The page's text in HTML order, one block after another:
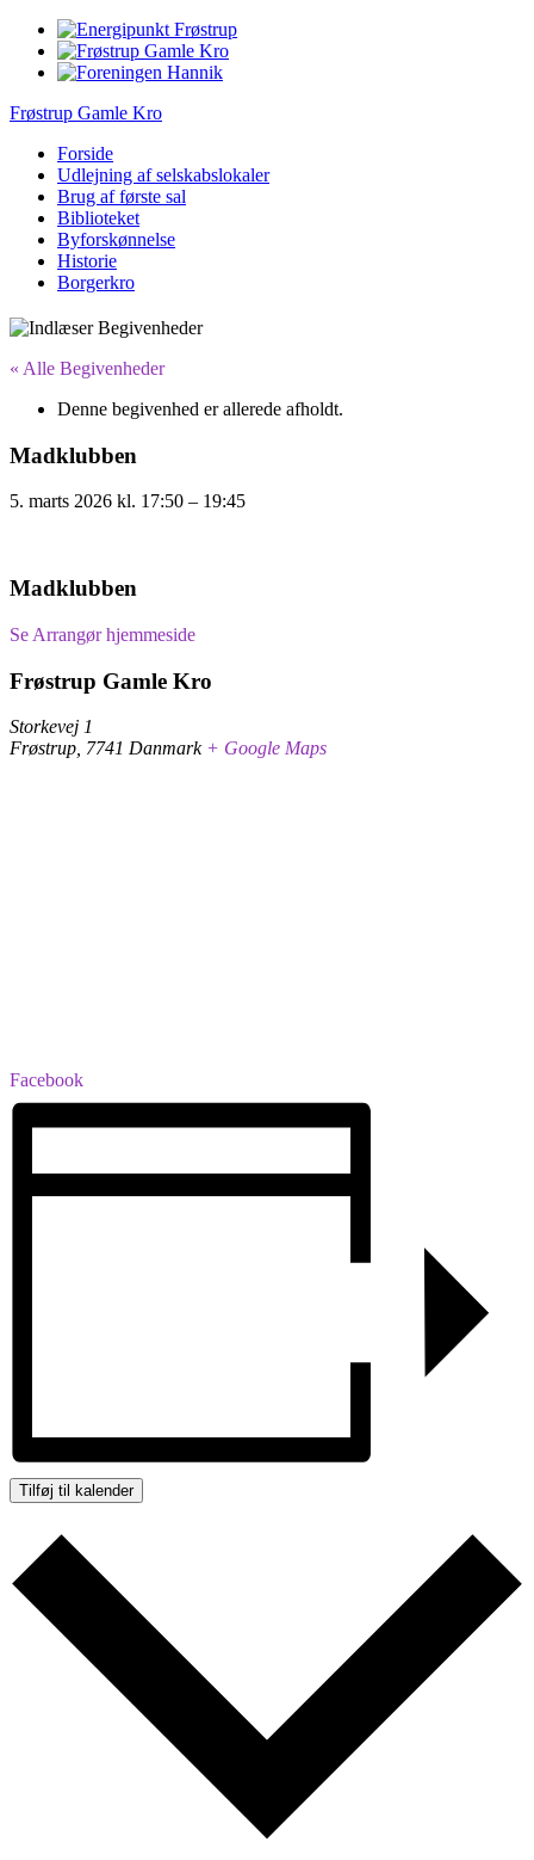
Frøstrup Gamle Kro
Forside
Udlejning af selskabslokaler
Brug af første sal
Biblioteket
Byforskønnelse
Historie
Borgerkro
« Alle Begivenheder
Denne begivenhed er allerede afholdt.
Madklubben
5. marts 2026 kl. 17:50 – 19:45
Madklubben
Se Arrangør hjemmeside
Frøstrup Gamle Kro
Storkevej 1
Frøstrup 7741 Danmark + Google Maps
Facebook
Tilføj til kalender